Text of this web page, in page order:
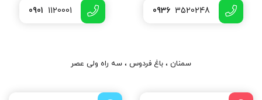
0936 3520248
0901 1120001
سمنان ، باغ فردوس ، سه راه ولی عصر